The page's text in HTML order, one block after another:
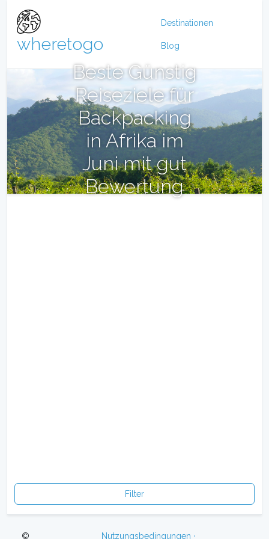
wheretogo
Destinationen
Blog
Beste Günstig
Reiseziele für
Backpacking
in Afrika im
Juni mit gut
Bewertung
Filter
© Nutzungsbedingungen ·